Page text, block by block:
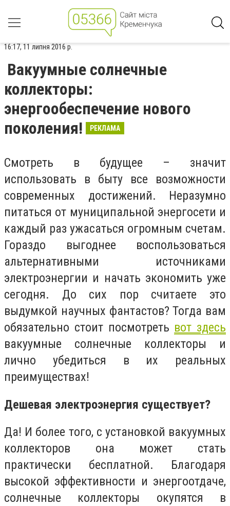
16:17, 11 липня 2016 р.
Вакуумные солнечные
коллекторы:
энергообеспечение нового
поколения!
РЕКЛАМА
Смотреть в будущее – значит
использовать в быту все возможности
современных достижений. Неразумно
питаться от муниципальной энергосети и
каждый раз ужасаться огромным счетам.
Гораздо выгоднее воспользоваться
альтернативными источниками
электроэнергии и начать экономить уже
сегодня. До сих пор считаете это
выдумкой научных фантастов? Тогда вам
обязательно стоит посмотреть вот здесь
вакуумные солнечные коллекторы и
лично убедиться в их реальных
преимуществах!
Дешевая электроэнергия существует?
Да! И более того, с установкой вакуумных
коллекторов она может стать
практически бесплатной. Благодаря
высокой эффективности и энергоотдаче,
солнечные коллекторы окупятся в